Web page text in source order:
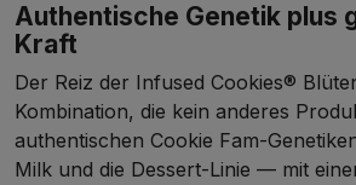
Authentische Genetik plus
Kraft
Der Reiz der Infused Cookies®
Kombination, die kein anderes
authentischen Cookie Fam-
Milk und die Dessert-Linie — mit